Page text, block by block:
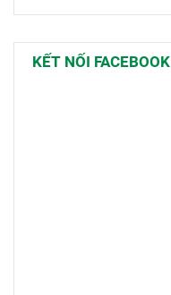
KẾT NỐI FACEBOOK